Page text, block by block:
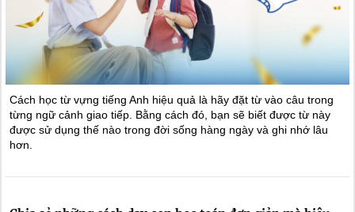
Cách học từ vựng tiếng Anh hiệu quả là hãy đặt từ vào câu trong
từng ngữ cảnh giao tiếp. Bằng cách đó, bạn sẽ biết được từ này
được sử dụng thế nào trong đời sống hàng ngày và ghi nhớ lâu
hơn.